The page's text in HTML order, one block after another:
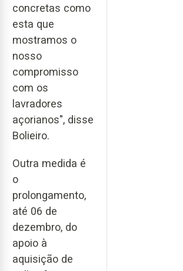
concretas como
esta que
mostramos o
nosso
compromisso
com os
lavradores
açorianos", disse
Bolieiro.
Outra medida é
o
prolongamento,
até 06 de
dezembro, do
apoio à
aquisição de